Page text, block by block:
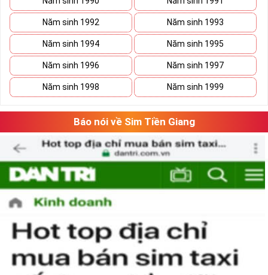
Năm sinh 1992 Năm sinh 1993
Năm sinh 1994 Năm sinh 1995
Năm sinh 1996 Năm sinh 1997
Năm sinh 1998 Năm sinh 1999
Báo nói về Sim Tiền Giang